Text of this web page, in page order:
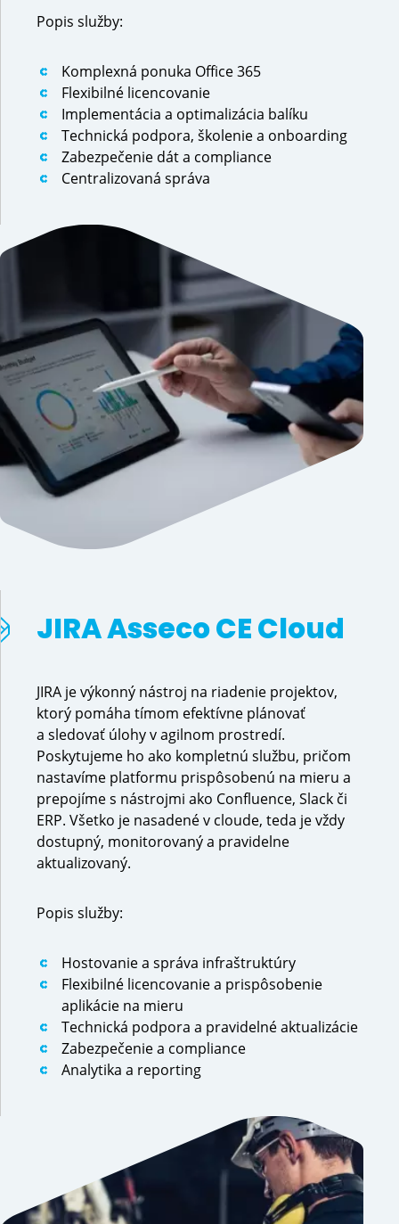
Popis služby:
Komplexná ponuka Office 365
Flexibilné licencovanie
Implementácia a optimalizácia balíku
Technická podpora, školenie a onboarding
Zabezpečenie dát a compliance
Centralizovaná správa
JIRA Asseco CE Cloud
JIRA je výkonný nástroj na riadenie projektov,
ktorý pomáha tímom efektívne plánovať
a sledovať úlohy v agilnom prostredí.
Poskytujeme ho ako kompletnú službu, pričom
nastavíme platformu prispôsobenú na mieru a
prepojíme s nástrojmi ako Confluence, Slack či
ERP. Všetko je nasadené v cloude, teda je vždy
dostupný, monitorovaný a pravidelne
aktualizovaný.
Popis služby:
Hostovanie a správa infraštruktúry
Flexibilné licencovanie a prispôsobenie
aplikácie na mieru
Technická podpora a pravidelné aktualizácie
Zabezpečenie a compliance
Analytika a reporting